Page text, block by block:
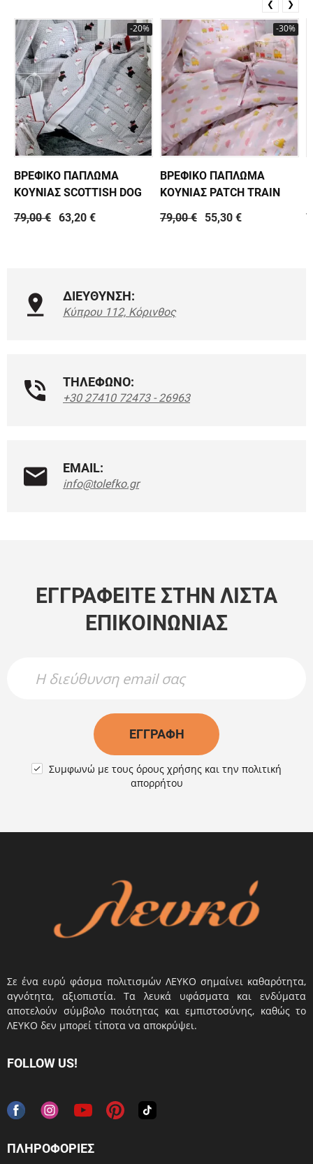
-20%
ΒΡΕΦΙΚΟ ΠΑΠΛΩΜΑ
ΚΟΥΝΙΑΣ SCOTTISH DOG
79,00 € 63,20 €
-30%
ΒΡΕΦΙΚΟ ΠΑΠΛΩΜΑ
ΚΟΥΝΙΑΣ PATCH TRAIN
79,00 €
55,30 €
❮ ❯
ΔΙΕΥΘΥΝΣΗ:
Κύπρου 112, Κόρινθος
ΤΗΛΕΦΩΝΟ:
+30 27410 72473 - 26963
EMAIL:
info@tolefko.gr
ΕΓΓΡΑΦΕΊΤΕ ΣΤΗΝ ΛΊΣΤΑ
ΕΠΙΚΟΙΝΩΝΊΑΣ
ΕΓΓΡΑΦΉ
 Συμφωνώ με τους όρους χρήσης και την πολιτική
απορρήτου
Σε ένα ευρύ φάσμα πολιτισμών ΛΕΥΚΟ σημαίνει καθαρότητα,
αγνότητα, αξιοπιστία. Τα λευκά υφάσματα και ενδύματα
αποτελούν σύμβολο ποιότητας και εμπιστοσύνης, καθώς το
ΛΕΥΚΟ δεν μπορεί τίποτα να αποκρύψει.
FOLLOW US!
ΠΛΗΡΟΦΟΡΙΕΣ